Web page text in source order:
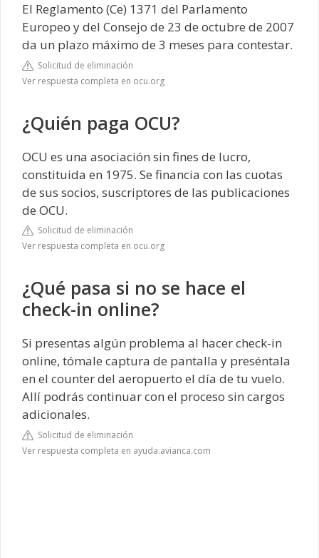
El Reglamento (Ce) 1371 del Parlamento
Europeo y del Consejo de 23 de octubre de 2007
da un plazo máximo de 3 meses para contestar.
Solicitud de eliminación
Ver respuesta completa en ocu.org
¿Quién paga OCU?
OCU es una asociación sin fines de lucro,
constituida en 1975. Se financia con las cuotas
de sus socios, suscriptores de las publicaciones
de OCU.
Solicitud de eliminación
Ver respuesta completa en ocu.org
¿Qué pasa si no se hace el
check-in online?
Si presentas algún problema al hacer check-in
online, tómale captura de pantalla y preséntala
en el counter del aeropuerto el día de tu vuelo.
Allí podrás continuar con el proceso sin cargos
adicionales.
Solicitud de eliminación
Ver respuesta completa en ayuda.avianca.com